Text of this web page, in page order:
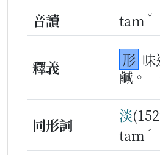
音讀 tam ˇ
釋義 形 味
鹹。
同形詞 淡
tam ˊ